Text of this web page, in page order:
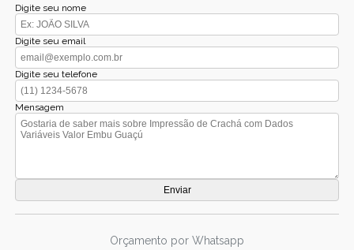
Digite seu nome
Digite seu email
Digite seu telefone
Mensagem
Orçamento por Whatsapp